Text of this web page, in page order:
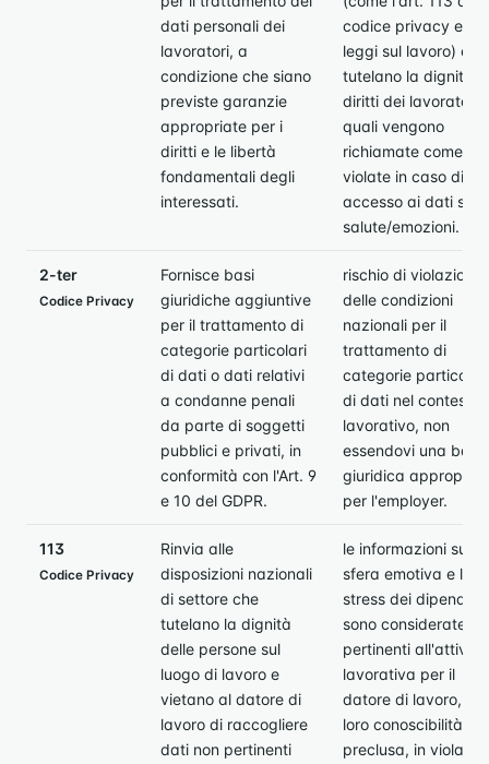
dati personali dei
lavoratori, a
condizione che siano
previste garanzie
appropriate per i
diritti e le libertà
fondamentali degli
interessati.
codice privacy e le
leggi sul lavoro) che
tutelano la dignità
diritti dei lavoratori,
quali vengono
richiamate come
violate in caso di
accesso ai dati sulla
salute/emozioni.
2-ter
Codice Privacy
Fornisce basi
giuridiche aggiuntive
per il trattamento di
categorie particolari
di dati o dati relativi
a condanne penali
da parte di soggetti
pubblici e privati, in
conformità con l'Art. 9
e 10 del GDPR.
rischio di violazione
delle condizioni
nazionali per il
trattamento di
categorie particolari
di dati nel contesto
lavorativo, non
essendovi una base
giuridica
per l'employer.
113
Codice Privacy
Rinvia alle
disposizioni nazionali
di settore che
tutelano la dignità
delle persone sul
luogo di lavoro e
vietano al datore di
lavoro di raccogliere
dati non pertinenti
le informazioni sulla
sfera emotiva e lo
stress dei
sono considerate
pertinenti all'attività
lavorativa per il
datore di lavoro, e
loro conoscibilità è
preclusa, in